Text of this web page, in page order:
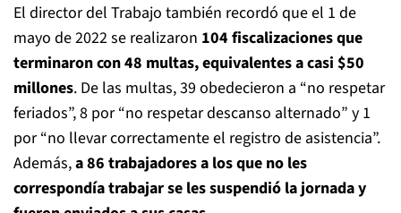
El director del Trabajo también recordó que el 1 de
mayo de 2022 se realizaron 104 fiscalizaciones que
terminaron con 48 multas, equivalentes a casi $50
millones. De las multas, 39 obedecieron a “no respetar
feriados”, 8 por “no respetar descanso alternado” y 1
por “no llevar correctamente el registro de asistencia”.
Además,a 86 trabajadores a los que no les
correspondía trabajar se les suspendió la jornada y